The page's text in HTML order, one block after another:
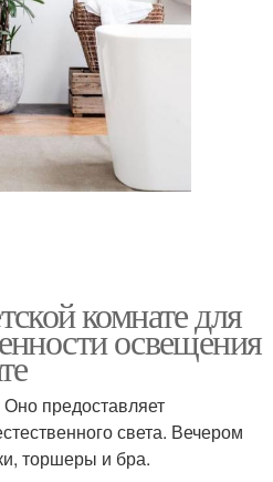
комнате для
освещения
Оно предоставляет
света. Вечером
торшеры и бра.